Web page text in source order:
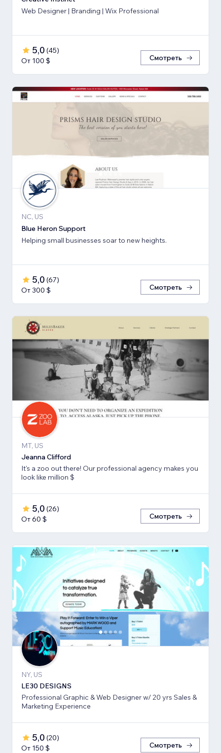
Web Designer | Branding | Wix Professional
5,0 (45)
От 100 $
Смотреть
NC, US
Blue Heron Support
Helping small businesses soar to new heights.
5,0 (67)
От 300 $
Смотреть
MT, US
Jeanna Clifford
It's a zoo out there! Our professional agency makes you
look like million $
5,0 (26)
От 60 $
Смотреть
NY, US
LE30 DESIGNS
Professional Graphic & Web Designer w/ 20 yrs Sales &
Marketing Experience
5,0 (20)
От 150 $
Смотреть